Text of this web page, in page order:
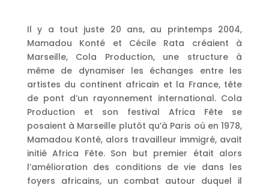
Il y a tout juste 20 ans, au printemps 2004,
Mamadou Konté et Cécile Rata créaient à
Marseille, Cola Production, une structure à
même de dynamiser les échanges entre les
artistes du continent africain et la France, tête
de pont d’un rayonnement international. Cola
Production et son festival Africa Fête se
posaient à Marseille plutôt qu’à Paris où en 1978,
Mamadou Konté, alors travailleur immigré, avait
initié Africa Fête. Son but premier était alors
l’amélioration des conditions de vie dans les
foyers africains, un combat autour duquel il